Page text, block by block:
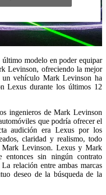
modelo en poder equipar
Levinson, ofreciendo la mejor
vehículo Mark Levinson ha
Lexus durante los últimos 12
ingenieros de Mark Levinson
que podría ofrecer el
audición era Lexus por los
claridad y realismo, todo
Mark Levinson. Lexus y Mark
entonces sin ningún contrato
relación entre ambas marcas
deseo de la búsqueda de la